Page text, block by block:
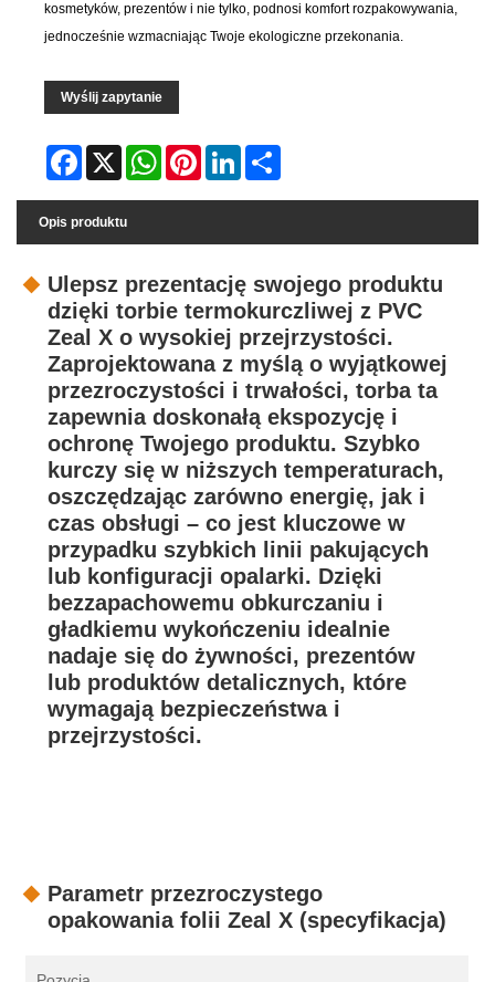
kosmetyków, prezentów i nie tylko, podnosi komfort rozpakowywania,
jednocześnie wzmacniając Twoje ekologiczne przekonania.
Wyślij zapytanie
Facebook
X WhatsAppPinterestLinkedIn
Opis produktu
Ulepsz prezentację swojego produktu
dzięki torbie termokurczliwej z PVC
Zeal X o wysokiej przejrzystości.
Zaprojektowana z myślą o wyjątkowej
przezroczystości i trwałości, torba ta
zapewnia doskonałą ekspozycję i
ochronę Twojego produktu. Szybko
kurczy się w niższych temperaturach,
oszczędzając zarówno energię, jak i
czas obsługi – co jest kluczowe w
przypadku szybkich linii pakujących
lub konfiguracji opalarki. Dzięki
bezzapachowemu obkurczaniu i
gładkiemu wykończeniu idealnie
nadaje się do żywności, prezentów
lub produktów detalicznych, które
wymagają bezpieczeństwa i
przejrzystości.
Parametr przezroczystego
opakowania folii Zeal X (specyfikacja)